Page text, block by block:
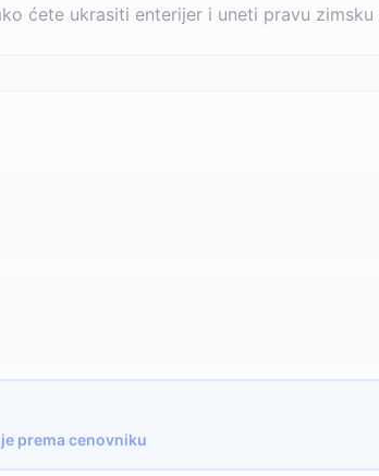
ćete ukrasiti enterijer i uneti pravu
prema cenovniku